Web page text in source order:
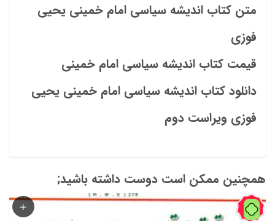
متن کتاب اندیشه سیاسی امام خمینی یحیی
فوزی
قیمت کتاب اندیشه سیاسی امام خمینی
دانلود کتاب اندیشه سیاسی امام خمینی یحیی
فوزی ویراست دوم
همچنین ممکن است دوست داشته باشید;
74%